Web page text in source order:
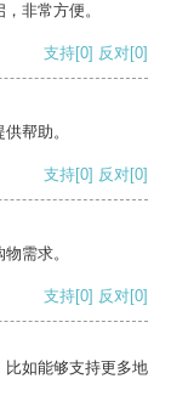
非常方便。
支持[0] 反对[0]
帮助。
支持[0] 反对[0]
需求。
支持[0] 反对[0]
比如能够支持更多地